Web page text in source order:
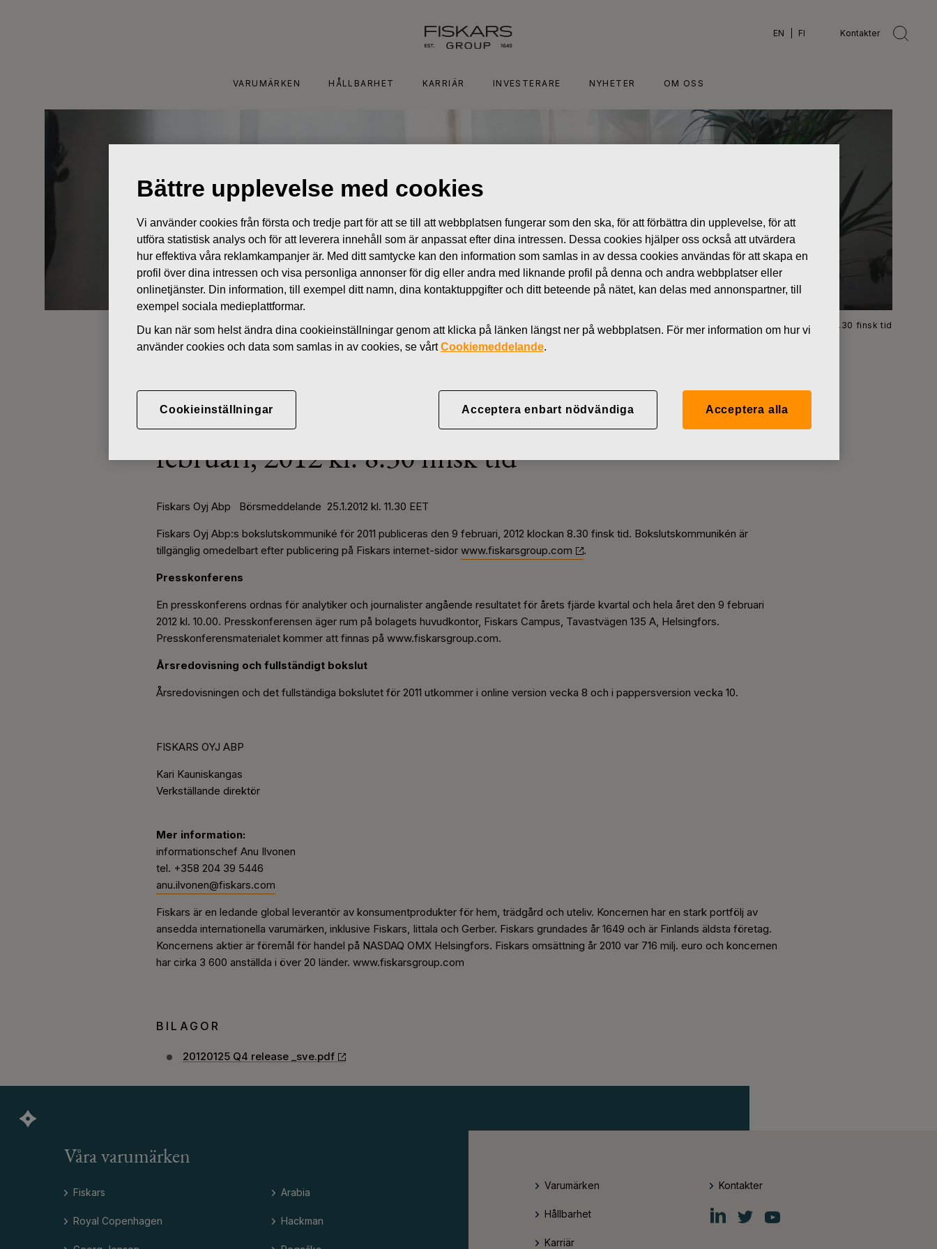
EN FI Kontakter
VARUMÄRKEN HÅLLBARHET KARRIÄR INVESTERARE NYHETER OM OSS
Nyheter Fiskars bokslutskommuniké för 2011 publiceras 9 februari, 2012 kl. 8.30 finsk tid
BÖRSMEDDELANDEN
Fiskars bokslutskommuniké för 2011 publiceras 9
februari, 2012 kl. 8.30 finsk tid
Fiskars Oyj Abp Börsmeddelande 25.1.2012 kl. 11.30 EET
Fiskars Oyj Abp:s bokslutskommuniké för 2011 publiceras den 9 februari, 2012 klockan 8.30 finsk tid. Bokslutskommunikén är
tillgänglig omedelbart efter publicering på Fiskars internet-sidor www.fiskarsgroup.com .
Presskonferens
En presskonferens ordnas för analytiker och journalister angående resultatet för årets fjärde kvartal och hela året den 9 februari
2012 kl. 10.00. Presskonferensen äger rum på bolagets huvudkontor, Fiskars Campus, Tavastvägen 135 A, Helsingfors.
Presskonferensmaterialet kommer att finnas på www.fiskarsgroup.com.
Årsredovisning och fullständigt bokslut
Årsredovisningen och det fullständiga bokslutet för 2011 utkommer i online version vecka 8 och i pappersversion vecka 10.
FISKARS OYJ ABP
Kari Kauniskangas
Verkställande direktör
Mer information:
informationschef Anu Ilvonen
tel. +358 204 39 5446
anu.ilvonen@fiskars.com
Fiskars är en ledande global leverantör av konsumentprodukter för hem, trädgård och uteliv. Koncernen har en stark portfölj av
ansedda internationella varumärken, inklusive Fiskars, Iittala och Gerber. Fiskars grundades år 1649 och är Finlands äldsta företag.
Koncernens aktier är föremål för handel på NASDAQ OMX Helsingfors. Fiskars omsättning år 2010 var 716 milj. euro och koncernen
har cirka 3 600 anställda i över 20 länder. www.fiskarsgroup.com
BILAGOR
20120125 Q4 release _sve.pdf
Våra varumärken
Fiskars
Royal Copenhagen
Arabia
Hackman
Varumärken
Hållbarhet
Karriär
Kontakter
Fiskars
Group
Fiskars
Group
Fiskars
Group
Bättre upplevelse med cookies
Vi använder cookies från första och tredje part för att se till att webbplatsen fungerar som den ska, för att förbättra din upplevelse, för att
utföra statistisk analys och för att leverera innehåll som är anpassat efter dina intressen. Dessa cookies hjälper oss också att utvärdera
hur effektiva våra reklamkampanjer är. Med ditt samtycke kan den information som samlas in av dessa cookies användas för att skapa en
profil över dina intressen och visa personliga annonser för dig eller andra med liknande profil på denna och andra webbplatser eller
onlinetjänster. Din information, till exempel ditt namn, dina kontaktuppgifter och ditt beteende på nätet, kan delas med annonspartner, till
exempel sociala medieplattformar.
Du kan när som helst ändra dina cookieinställningar genom att klicka på länken längst ner på webbplatsen. För mer information om hur vi
använder cookies och data som samlas in av cookies, se vårtCookiemeddelande.
Cookieinställningar Acceptera enbart nödvändiga Acceptera alla